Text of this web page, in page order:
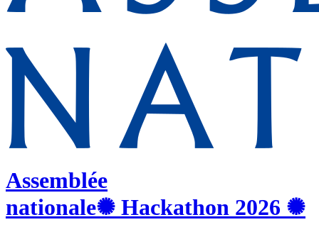
Assemblée
nationale✺ Hackathon 2026 ✺